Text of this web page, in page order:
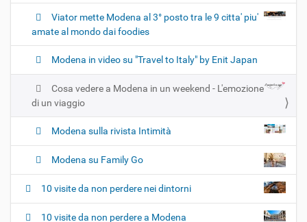
Viator mette Modena al 3° posto tra le 9 citta' piu'
amate al mondo dai foodies
Modena in video su "Travel to Italy" by Enit Japan
Cosa vedere a Modena in un weekend - L'emozione
di un viaggio
Modena sulla rivista Intimità
Modena su Family Go
10 visite da non perdere nei dintorni
10 visite da non perdere a Modena